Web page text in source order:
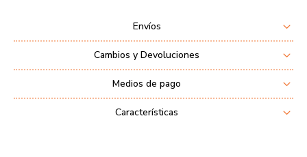
Envíos
Cambios y Devoluciones
Medios de pago
Características